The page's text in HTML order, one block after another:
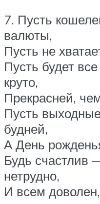
7. Пусть
валюты,
Пусть не
Пусть будет
круто,
Прекрасней,
Пусть
будней,
А День
Будь счастлив
нетрудно,
И всем